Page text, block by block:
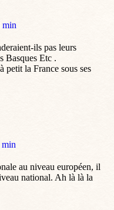
min
ils pas leurs
Basques Etc .
petit la France sous ses
min
au niveau européen, il
national. Ah là là la